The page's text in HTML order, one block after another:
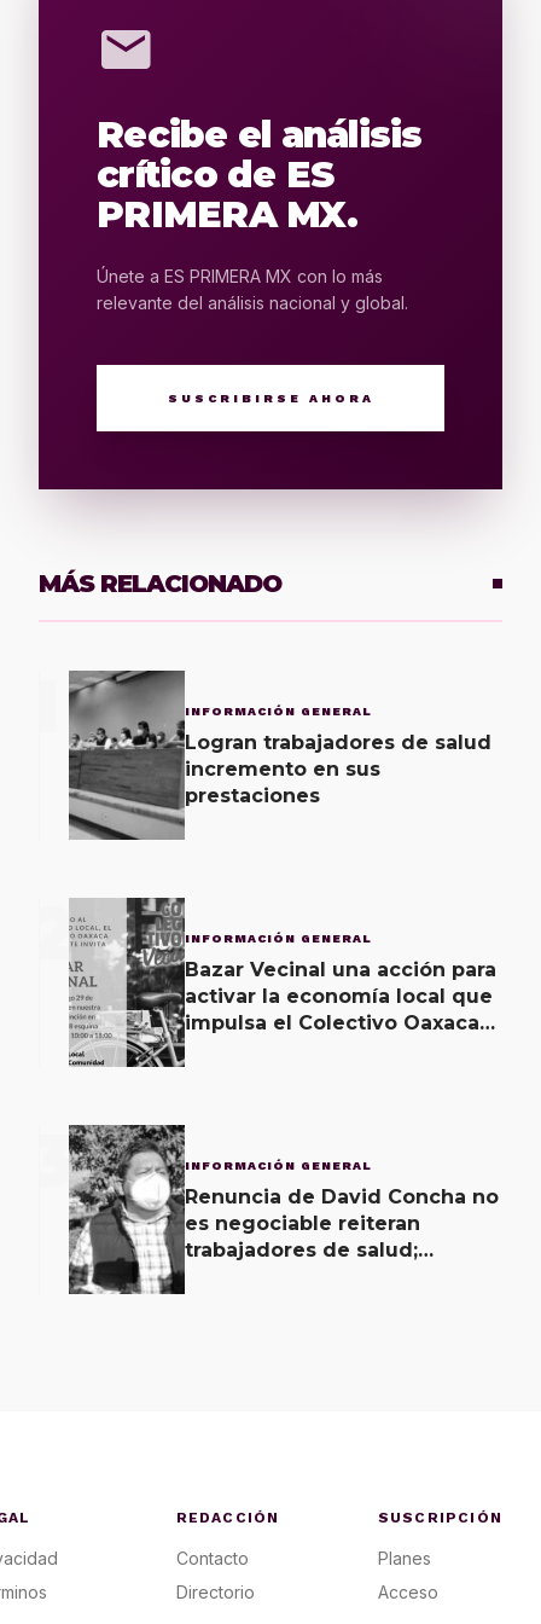
mail
Recibe el análisis
crítico de ES
PRIMERA MX.
Únete a ES PRIMERA MX con lo más
relevante del análisis nacional y global.
SUSCRIBIRSE AHORA
MÁS RELACIONADO
INFORMACIÓN GENERAL
Logran trabajadores de salud
incremento en sus
prestaciones
2 INFORMACIÓN GENERAL
Bazar Vecinal una acción para
activar la economía local que
impulsa el Colectivo Oaxaca
3 INFORMACIÓN GENERAL
Renuncia de David Concha no
es negociable reiteran
trabajadores de salud;
REDACCIÓN
Contacto
Directorio
SUSCRIPCIÓN
Planes
Acceso